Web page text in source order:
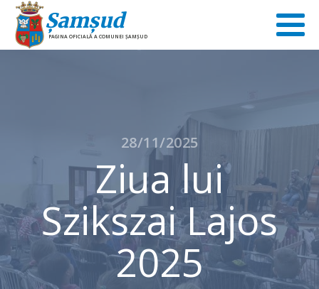
Şamşud
PAGINA OFICIALĂ A COMUNEI ŞAMŞUD
28/11/2025
Ziua lui
Szikszai Lajos
2025